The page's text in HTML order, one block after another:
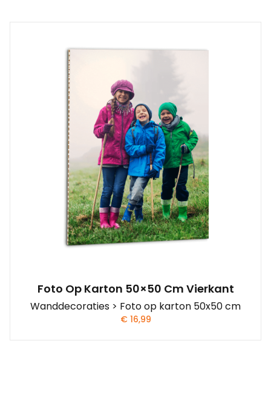
Foto Op Karton 50×50 Cm Vierkant
Wanddecoraties > Foto op karton 50x50 cm
€16,99